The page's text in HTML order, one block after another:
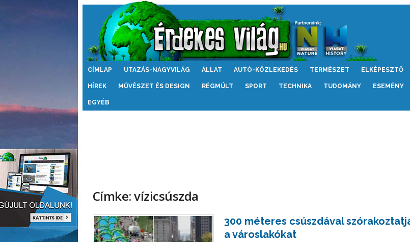
Érdekes
CÍMLAP UTAZÁS-NAGYVILÁG ÁLLAT AUTÓ-KÖZLEKEDÉS TERMÉSZET ELKÉPESZTŐ
HÍREK MŰVÉSZET ÉS DESIGN RÉGMÚLT SPORT TECHNIKA TUDOMÁNY ESEMÉNY
EGYÉB
Címke: vízicsúszda
300 méteres csúszdával
a városlakókat